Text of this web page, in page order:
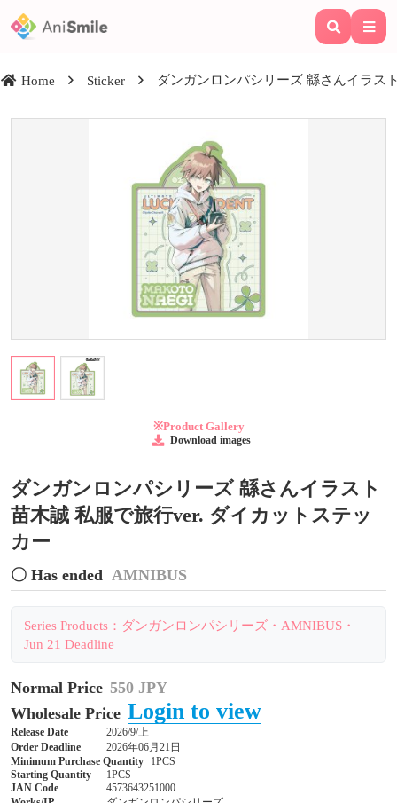
Home Sticker ダンガンロンパシリーズ 緜さんイラス
※Product Gallery
Download images
ダンガンロンパシリーズ 緜さんイラスト
苗木誠 私服で旅行ver. ダイカットステッ
カー
〇 Has ended AMNIBUS
Series Products：ダンガンロンパシリーズ・AMNIBUS・
Jun 21 Deadline
Normal Price 550 JPY
Wholesale Price Login to view
Release Date
2026/9/上
Order Deadline
2026年06月21日
Minimum Purchase Quantity
1PCS
Starting Quantity
1PCS
JAN Code
4573643251000